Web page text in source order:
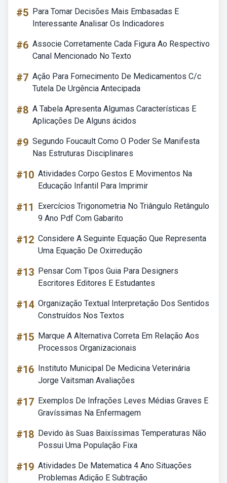
#5 Para Tomar Decisões Mais Embasadas E
Interessante Analisar Os Indicadores
#6 Associe Corretamente Cada Figura Ao Respectivo
Canal Mencionado No Texto
#7 Ação Para Fornecimento De Medicamentos C/c
Tutela De Urgência Antecipada
#8 A Tabela Apresenta Algumas Características E
Aplicações De Alguns ácidos
#9 Segundo Foucault Como O Poder Se Manifesta
Nas Estruturas Disciplinares
#10 Atividades Corpo Gestos E Movimentos Na
Educação Infantil Para Imprimir
#11
Exercícios Trigonometria No Triângulo Retângulo
9 Ano Pdf Com Gabarito
#12 Considere A Seguinte Equação Que Representa
Uma Equação De Oxirredução
#13 Pensar Com Tipos Guia Para Designers
Escritores Editores E Estudantes
#14 Organização Textual Interpretação Dos Sentidos
Construídos Nos Textos
#15 Marque A Alternativa Correta Em Relação Aos
Processos Organizacionais
#16 Instituto Municipal De Medicina Veterinária
Jorge Vaitsman Avaliações
#17 Exemplos De Infrações Leves Médias Graves E
Gravíssimas Na Enfermagem
#18 Devido às Suas Baixíssimas Temperaturas Não
Possui Uma População Fixa
#19 Atividades De Matematica 4 Ano Situações
Problemas Adição E Subtração